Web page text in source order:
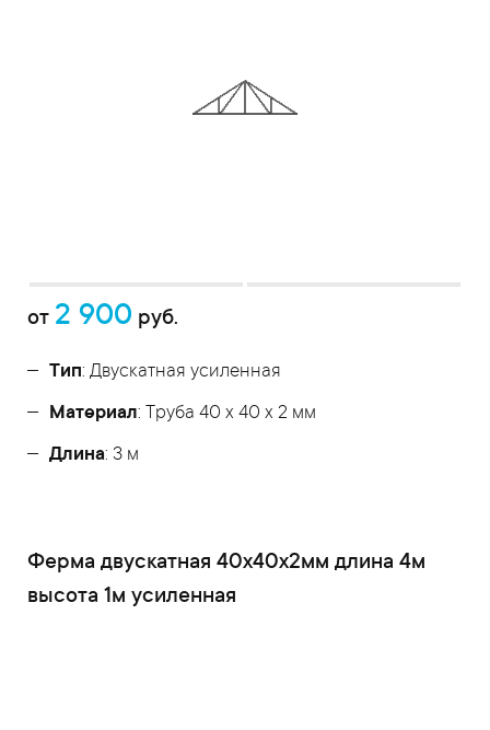
от 2 900 руб.
Тип: Двускатная усиленная
Материал: Труба 40 x 40 x 2 мм
Длина: 3 м
Ферма двускатная 40x40x2мм длина 4м
высота 1м усиленная